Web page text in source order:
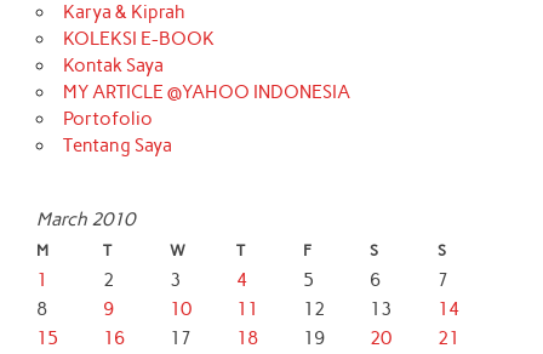
Karya & Kiprah
KOLEKSI E-BOOK
Kontak Saya
MY ARTICLE @YAHOO INDONESIA
Portofolio
Tentang Saya
March 2010
M T W T F S S
1 2 3 4 5 6
7
8
9 10 11 12 13
14
15
16 17 18 19 20 21